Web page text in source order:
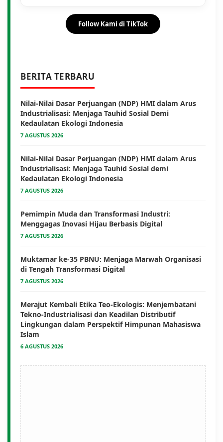
Follow Kami di TikTok
BERITA TERBARU
Nilai-Nilai Dasar Perjuangan (NDP) HMI dalam Arus
Industrialisasi: Menjaga Tauhid Sosial Demi
Kedaulatan Ekologi Indonesia
7 AGUSTUS 2026
Nilai-Nilai Dasar Perjuangan (NDP) HMI dalam Arus
Industrialisasi: Menjaga Tauhid Sosial demi
Kedaulatan Ekologi Indonesia
7 AGUSTUS 2026
Pemimpin Muda dan Transformasi Industri:
Menggagas Inovasi Hijau Berbasis Digital
7 AGUSTUS 2026
Muktamar ke-35 PBNU: Menjaga Marwah Organisasi
di Tengah Transformasi Digital
7 AGUSTUS 2026
Merajut Kembali Etika Teo-Ekologis: Menjembatani
Tekno-Industrialisasi dan Keadilan Distributif
Lingkungan dalam Perspektif Himpunan Mahasiswa
Islam
6 AGUSTUS 2026